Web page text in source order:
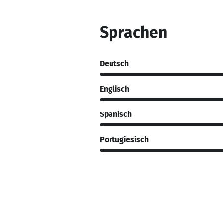
Sprachen
Deutsch
Englisch
Spanisch
Portugiesisch